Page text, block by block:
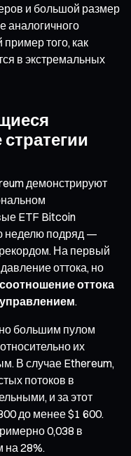
и большой размер
аналогичного
того, как
в экстремальных
демонстрируют
ETF Bitcoin
неделю подряд —
На первый
оттока, но
соотношение оттока
.
большим пулом
их
В случае Ethereum,
потоков в
и за этот
до менее $1 600.
0,038 в
на 28%.